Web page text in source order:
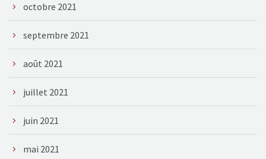
octobre 2021
septembre 2021
août 2021
juillet 2021
juin 2021
mai 2021